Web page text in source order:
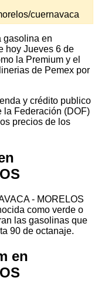
cuernavaca
gasolina en
hoy Jueves 6 de
la Premium y el
de Pemex por
y crédito publico
la Federación (DOF)
precios de los
- MORELOS
como verde o
las gasolinas que
90 de octanaje.
en